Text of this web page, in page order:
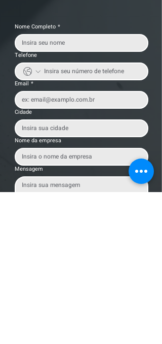
Nome Completo *
Telefone
Email *
Cidade
Nome da empresa
Mensagem